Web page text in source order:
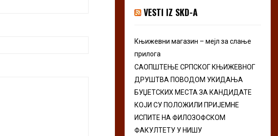
h
r
:
C
VESTI IZ SKD-A
Књижевни магазин – мејл за слање
прилога
САОПШТЕЊЕ СРПСКОГ КЊИЖЕВНОГ
ДРУШТВА ПОВОДОМ УКИДАЊА
БУЏЕТСКИХ МЕСТА ЗА КАНДИДАТЕ
КОЈИ СУ ПОЛОЖИЛИ ПРИЈЕМНЕ
ИСПИТЕ НА ФИЛОЗОФСКОМ
ФАКУЛТЕТУ У НИШУ